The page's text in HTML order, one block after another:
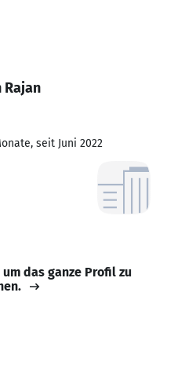
Rajan
seit Juni 2022
das ganze Profil zu